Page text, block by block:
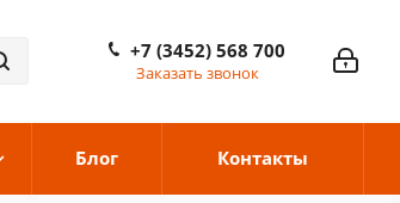
+7 (3452) 568 700
Заказать звонок
Блог Контакты